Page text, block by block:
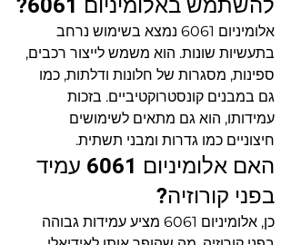
להשתמש באלומיניום 6061?
אלומיניום 6061 נמצא בשימוש נרחב
בתעשיות שונות. הוא משמש לייצור רכבים,
ספינות, מסגרות של חלונות ודלתות, כמו
גם במבנים קונסטרוקטיביים. בזכות
עמידותו, הוא גם מתאים לשימושים
חיצוניים כמו גדרות ומבני תשתית.
האם אלומיניום 6061 עמיד
בפני קורוזיה?
כן, אלומיניום 6061 מציע עמידות גבוהה